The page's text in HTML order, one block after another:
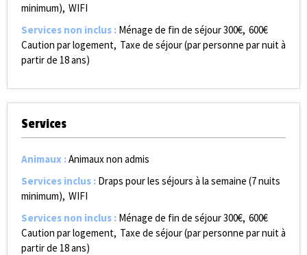
minimum) WIFI
Services non inclus : Ménage de fin de séjour300€ 600€
Caution par logement Taxe de séjour (par personne par nuit à
partir de 18 ans)
Services
Animaux :Animaux non admis
Services inclus : Draps pour les séjours à la semaine (7 nuits
minimum) WIFI
Services non inclus : Ménage de fin de séjour300€ 600€
Caution par logement Taxe de séjour (par personne par nuit à
partir de 18 ans)